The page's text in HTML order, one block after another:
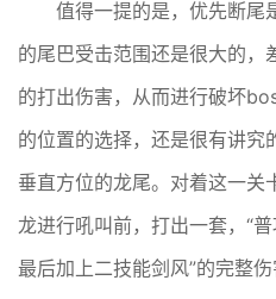
值得一提的是，优先断尾
的尾巴受击范围还是很大的，
的打出伤害，从而进行破坏
的位置的选择，还是很有讲究
垂直方位的龙尾。对着这一关
龙进行吼叫前，打出一套，“
最后加上二技能剑风”的完整